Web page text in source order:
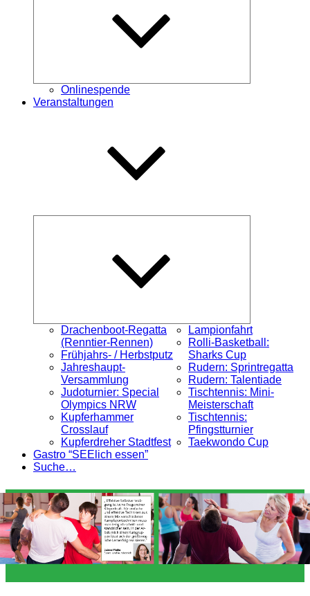
Onlinespende
Veranstaltungen
Drachenboot-Regatta
(Renntier-Rennen)
Frühjahrs- / Herbstputz
Jahreshaupt-
Versammlung
Judoturnier: Special
Olympics NRW
Kupferhammer
Crosslauf
Kupferdreher Stadtfest
Lampionfahrt
Rolli-Basketball:
Sharks Cup
Rudern: Sprintregatta
Rudern: Talentiade
Tischtennis: Mini-
Meisterschaft
Tischtennis:
Pfingstturnier
Taekwondo Cup
Gastro “SEElich essen”
Suche…